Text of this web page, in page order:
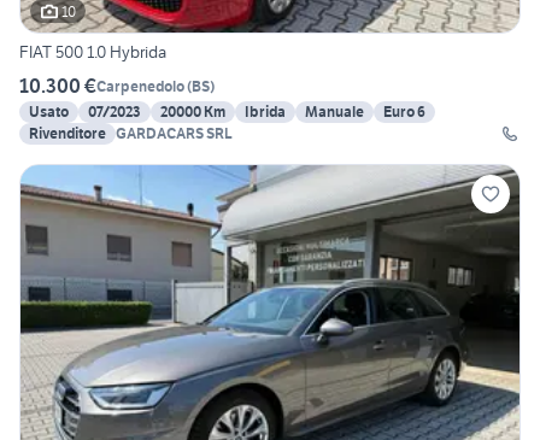
10
FIAT 500 1.0 Hybrida
10.300 €Carpenedolo(BS)
Usato
07/2023 20000 Km Ibrida Manuale
Euro 6
Rivenditore GARDACARS SRL